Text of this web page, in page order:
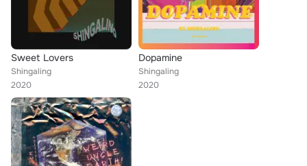
Sweet Lovers
Shingaling
2020
Dopamine
Shingaling
2020